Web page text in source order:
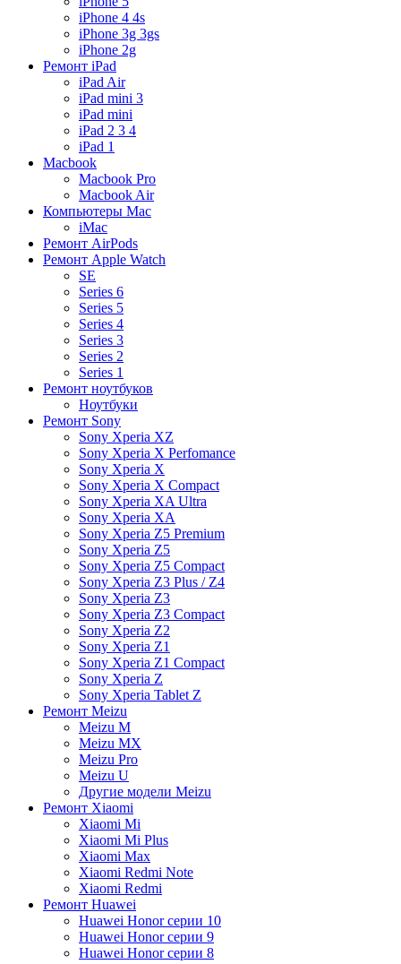
iPhone 4 4s
iPhone 3g 3gs
iPhone 2g
Ремонт iPad
iPad Air
iPad mini 3
iPad mini
iPad 2 3 4
iPad 1
Macbook
Macbook Pro
Macbook Air
Компьютеры Mac
iMac
Ремонт AirPods
Ремонт Apple Watch
SE
Series 6
Series 5
Series 4
Series 3
Series 2
Series 1
Ремонт ноутбуков
Ноутбуки
Ремонт Sony
Sony Xperia XZ
Sony Xperia X Perfomance
Sony Xperia X
Sony Xperia X Compact
Sony Xperia XA Ultra
Sony Xperia XA
Sony Xperia Z5 Premium
Sony Xperia Z5
Sony Xperia Z5 Compact
Sony Xperia Z3 Plus / Z4
Sony Xperia Z3
Sony Xperia Z3 Compact
Sony Xperia Z2
Sony Xperia Z1
Sony Xperia Z1 Compact
Sony Xperia Z
Sony Xperia Tablet Z
Ремонт Meizu
Meizu M
Meizu MX
Meizu Pro
Meizu U
Другие модели Meizu
Ремонт Xiaomi
Xiaomi Mi
Xiaomi Mi Plus
Xiaomi Max
Xiaomi Redmi Note
Xiaomi Redmi
Ремонт Huawei
Huawei Honor серии 10
Huawei Honor серии 9
Huawei Honor серии 8